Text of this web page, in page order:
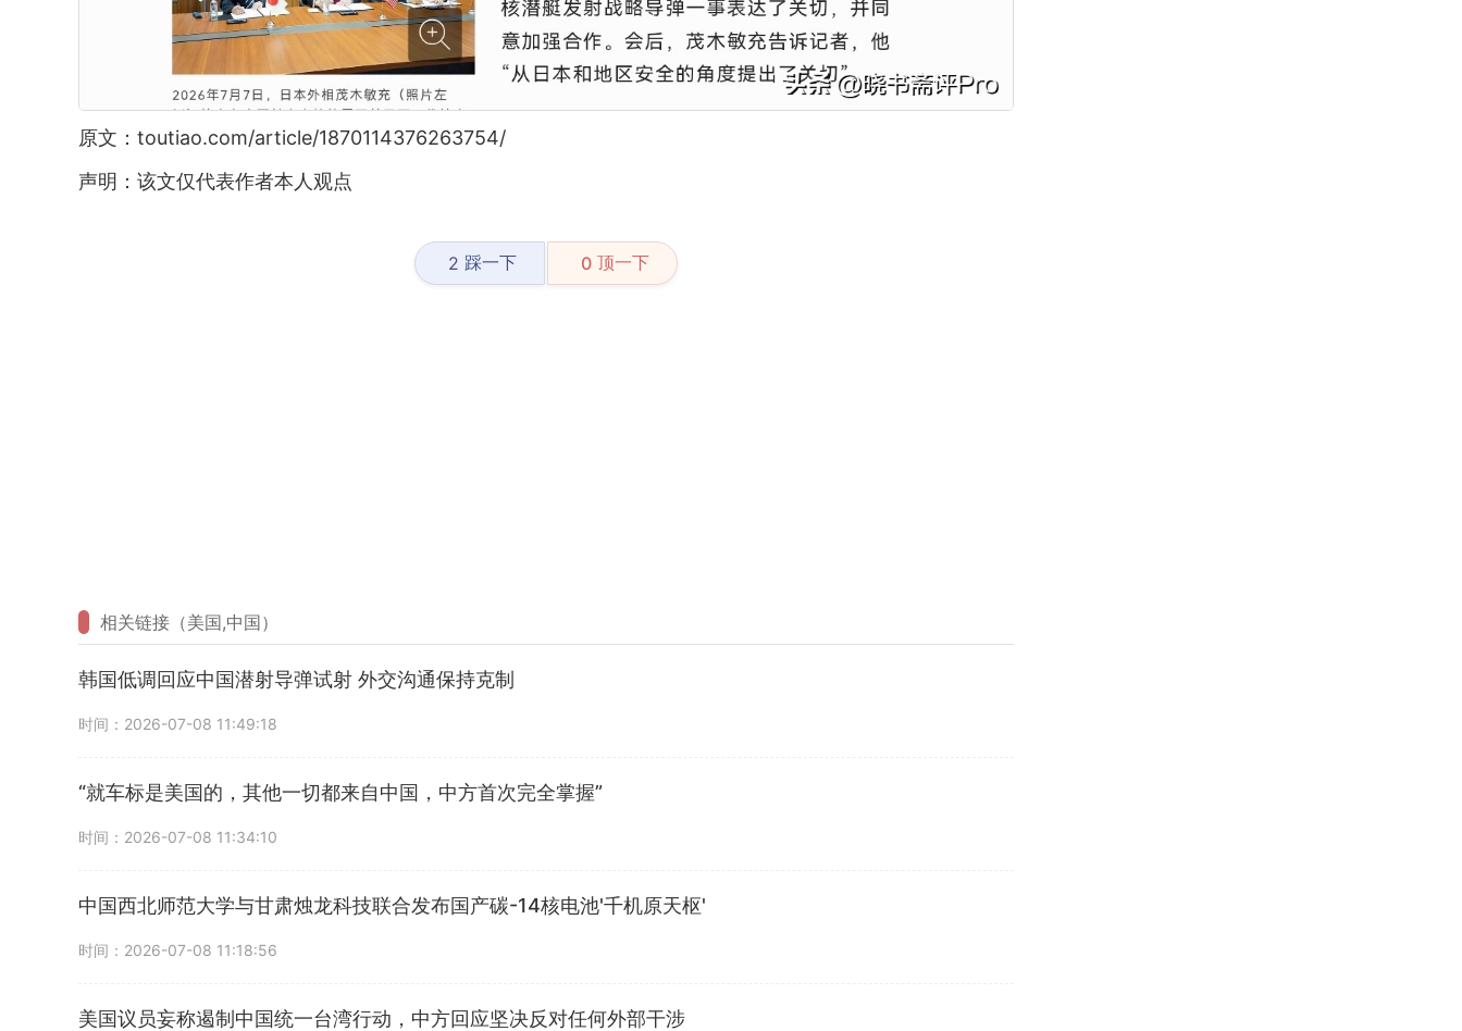
原文：toutiao.com/article/1870114376263754/
声明：该文仅代表作者本人观点
2 踩一下 0 顶一下
相关链接（美国,中国）
韩国低调回应中国潜射导弹试射 外交沟通保持克制
时间：2026-07-08 11:49:18
“就车标是美国的，其他一切都来自中国，中方首次完全掌握”
时间：2026-07-08 11:34:10
中国西北师范大学与甘肃烛龙科技联合发布国产碳-14核电池'千机原天枢'
时间：2026-07-08 11:18:56
美国议员妄称遏制中国统一台湾行动，中方回应坚决反对任何外部干涉